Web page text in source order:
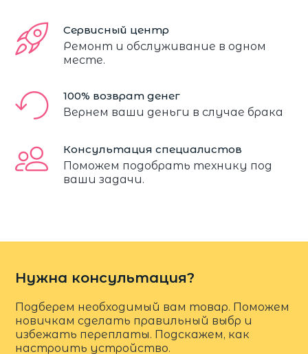
Сервисный центр
Ремонт и обслуживание в одном
месте.
100% возврат денег
Вернем ваши деньги в случае брака
Консультация специалистов
Поможем подобрать технику под
ваши задачи.
Нужна консультация?
Подберем необходимый вам товар. Поможем
новичкам сделать правильный выбр и
избежать переплаты. Подскажем, как
настроить устройство.